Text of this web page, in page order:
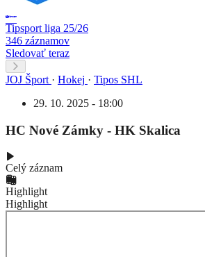
Tipsport liga 25/26
346 záznamov
Sledovať teraz
JOJ Šport · Hokej · Tipos SHL
29. 10. 2025 - 18:00
HC Nové Zámky - HK Skalica
Celý záznam
Highlight
Highlight